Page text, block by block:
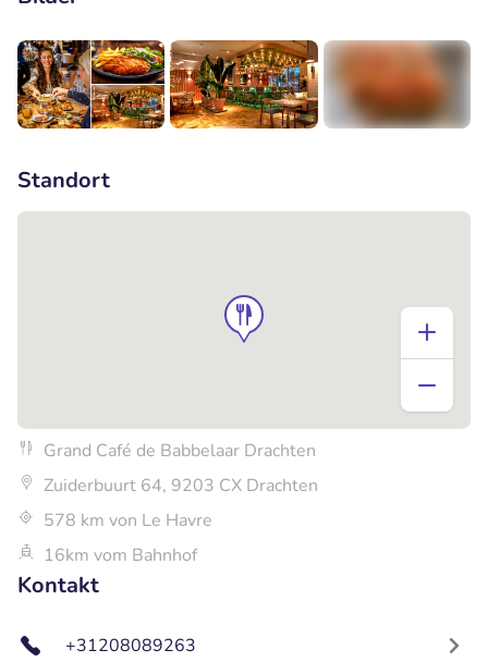
Standort
Grand Café de Babbelaar Drachten
Zuiderbuurt 64, 9203 CX Drachten
578 km von Le Havre
16km vom Bahnhof
Kontakt
+31208089263